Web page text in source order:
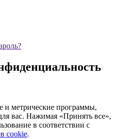
метрические программы,
вас. Нажимая «Принять все»,
в соответствии с
cookie.